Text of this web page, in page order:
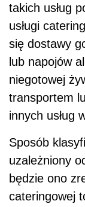
takich usług
usługi
się dostawy
lub napojów
niegotowej
transportem
innych usług
Sposób
uzależniony
będzie ono
cateringowej